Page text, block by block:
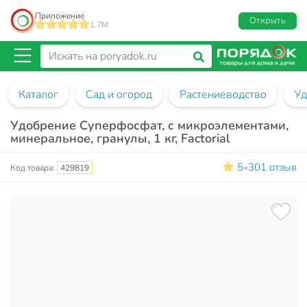
Приложение
1.7M
Открыть
Каталог Сад и огород Растениеводство
Удобрение Суперфосфат, с микроэлементами,
минеральное, гранулы, 1 кг, Factorial
Код товара: 429819 5•301 отзыв